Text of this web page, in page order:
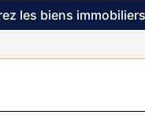
les biens